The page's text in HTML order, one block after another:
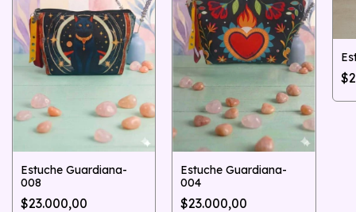
Estuche Guardiana-
008
$23.000,00
Estuche Guardiana-
004
$23.000,00